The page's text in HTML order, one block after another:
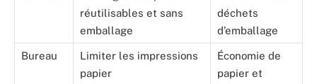
réutilisables et sans
emballage
déchets
d’emballage
Bureau
Limiter les impressions
papier
Économie de
papier et